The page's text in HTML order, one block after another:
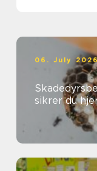
06. July
sikrer du